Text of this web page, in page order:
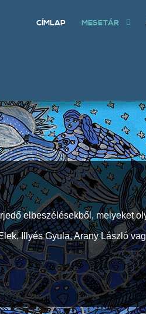
CÍMLAP MESETÁR
elbeszélésekből, melyeket
Illyés Gyula, Arany László